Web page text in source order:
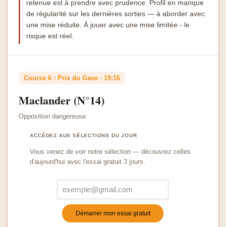
retenue est à prendre avec prudence. Profil en manque
de régularité sur les dernières sorties — à aborder avec
une mise réduite. À jouer avec une mise limitée - le
risque est réel.
Course 6 : Prix du Gave · 19:16
Maclander (N°14)
Opposition dangereuse
ACCÉDEZ AUX SÉLECTIONS DU JOUR
Vous venez de voir notre sélection — découvrez celles
d'aujourd'hui avec l'essai gratuit 3 jours.
Démarrer mon essai gratuit